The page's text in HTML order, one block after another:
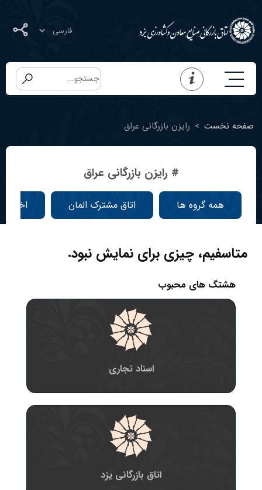
صفحه نخست > رایزن بازرگانی عراق
# رایزن بازرگانی عراق
همه گروه ها اتاق مشترک المان اخبار
متاسفیم، چیزی برای نمایش نبود.
هشتگ های محبوب
اسناد تجاری
اتاق بازرگانی یزد